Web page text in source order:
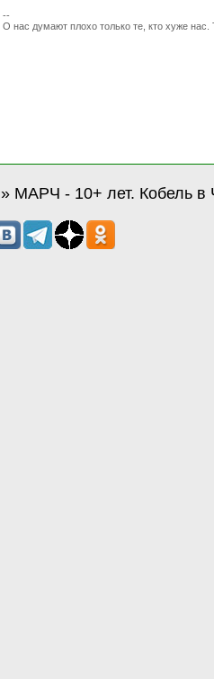
--
О нас думают плохо только те, кто хуже
» МАРЧ - 10+ лет. Кобель в